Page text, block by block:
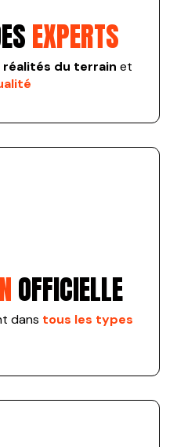
EXPERTS
réalités du terrain et
OFFICIELLE
dans tous les types